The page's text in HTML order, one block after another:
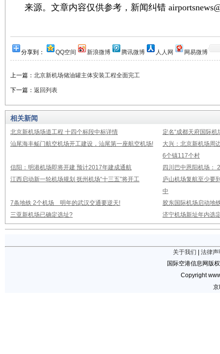
来源。文章内容仅供参考，新闻纠错
分享到： QQ空间 新浪微博 腾讯微博 人人网 网易微博
上一篇： 北京新机场储油罐主体安装工程全面完工
下一篇： 返回列表
相关新闻
北京新机场场道工程 十四个标段中标详情
定名“成都天府国际
汕尾海丰鲘门航空机场开工建设，汕尾第一座航空机场!
大兴：北京新机场周
6个镇117个村
信阳：明港机场即将开建 预计2017年建成通航
四川巴中恩阳机场：
江西启动新一轮机场规划 抚州机场“十三五”将开工
庐山机场复航至少要
中
7条地铁 2个机场 明年的武汉交通要逆天!
胶东国际机场启动地
三亚新机场已确定选址?
济宁机场新址年内选
关于我们
法律声
国际空港信息网版
Copyright